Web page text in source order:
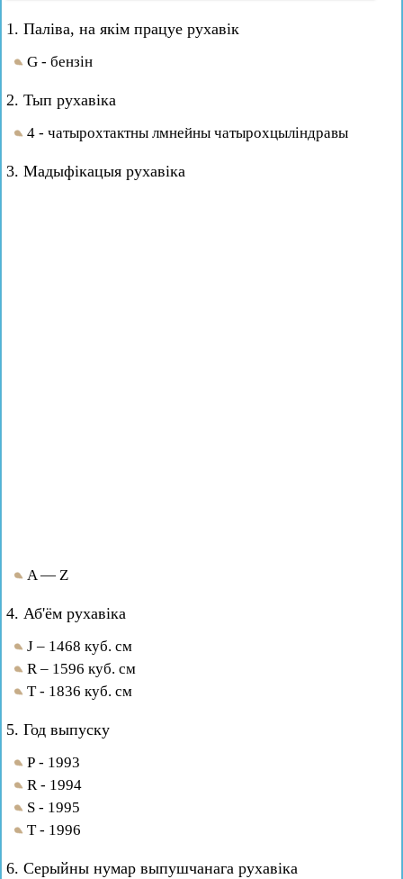
1. Паліва, на якім працуе рухавік
G - бензін
2. Тып рухавіка
4 - чатырохтактны лмнейны чатырохцыліндравы
3. Мадыфікацыя рухавіка
A — Z
4. Аб'ём рухавіка
J – 1468 куб. см
R – 1596 куб. см
Т - 1836 куб. см
5. Год выпуску
Р - 1993
R - 1994
S - 1995
Т - 1996
6. Серыйны нумар выпушчанага рухавіка